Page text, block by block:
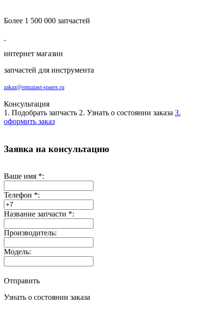
Более 1 500 000 запчастей
интернет магазин
запчастей для инструмента
zakaz@entuziast-spares.ru
Консультация
1. Подобрать запчасть 2. Узнать о состоянии заказа 3.
оформить заказ
Заявка на консультацию
Ваше имя *:
Телефон *:
Название запчасти *:
Производитель:
Модель:
Отправить
Узнать о состоянии заказа